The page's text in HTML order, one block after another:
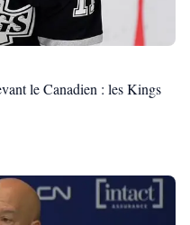
le Canadien : les Kings